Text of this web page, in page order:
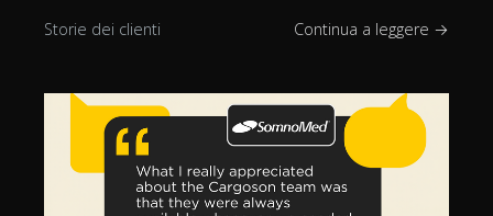
Storie dei clienti Continua a leggere →